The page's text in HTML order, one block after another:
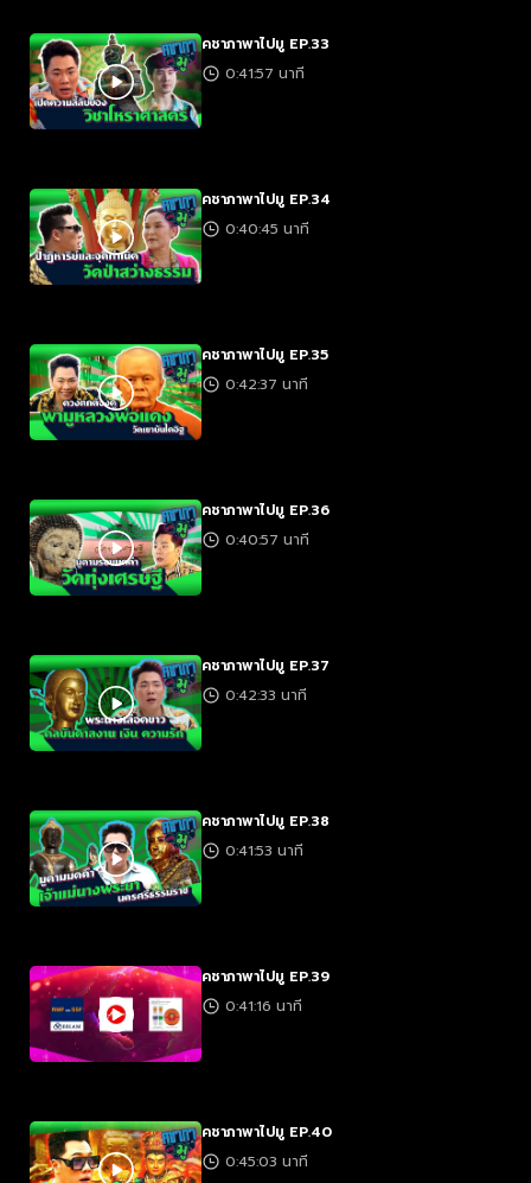
คชาภาพาไปมู EP.33
0:41:57 นาที
คชาภาพาไปมู EP.34
0:40:45 นาที
คชาภาพาไปมู EP.35
0:42:37 นาที
คชาภาพาไปมู EP.36
0:40:57 นาที
คชาภาพาไปมู EP.37
0:42:33 นาที
คชาภาพาไปมู EP.38
0:41:53 นาที
คชาภาพาไปมู EP.39
0:41:16 นาที
คชาภาพาไปมู EP.40
0:45:03 นาที